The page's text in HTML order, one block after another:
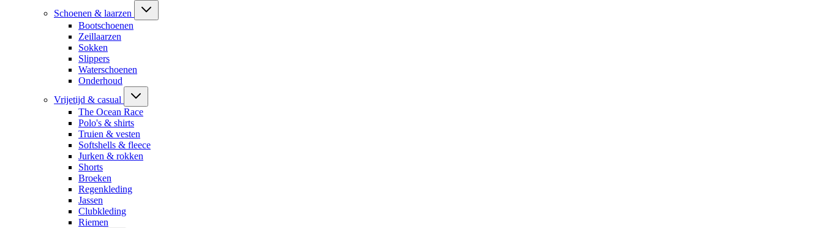
Schoenen & laarzen
Bootschoenen
Zeillaarzen
Sokken
Slippers
Waterschoenen
Onderhoud
Vrijetijd & casual
The Ocean Race
Polo's & shirts
Truien & vesten
Softshells & fleece
Jurken & rokken
Shorts
Broeken
Regenkleding
Jassen
Clubkleding
Riemen